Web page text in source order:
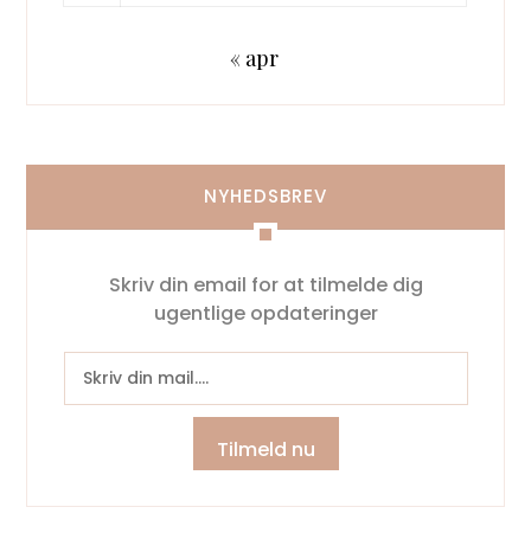
« apr
NYHEDSBREV
Skriv din email for at tilmelde dig
ugentlige opdateringer
Tilmeld nu